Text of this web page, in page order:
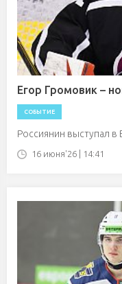
Егор Громовик –
СОБЫТИЕ
Россиянин выступал в
16 июня'26 | 14:41